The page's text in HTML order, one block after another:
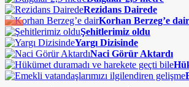
Rezidans Dairede
Korhan Berzeg’e dair
Şehitlerimiz oldu
Yargı Dizisinde
Naci Görür Aktardı